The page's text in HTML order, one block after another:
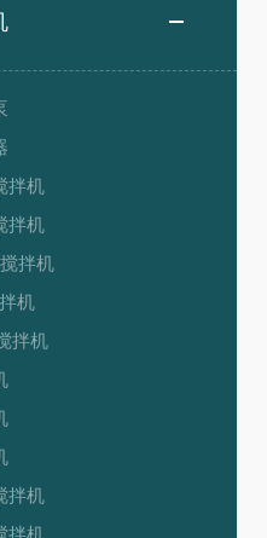
拌机
拌机
拌机
机
拌机
拌机
拌机